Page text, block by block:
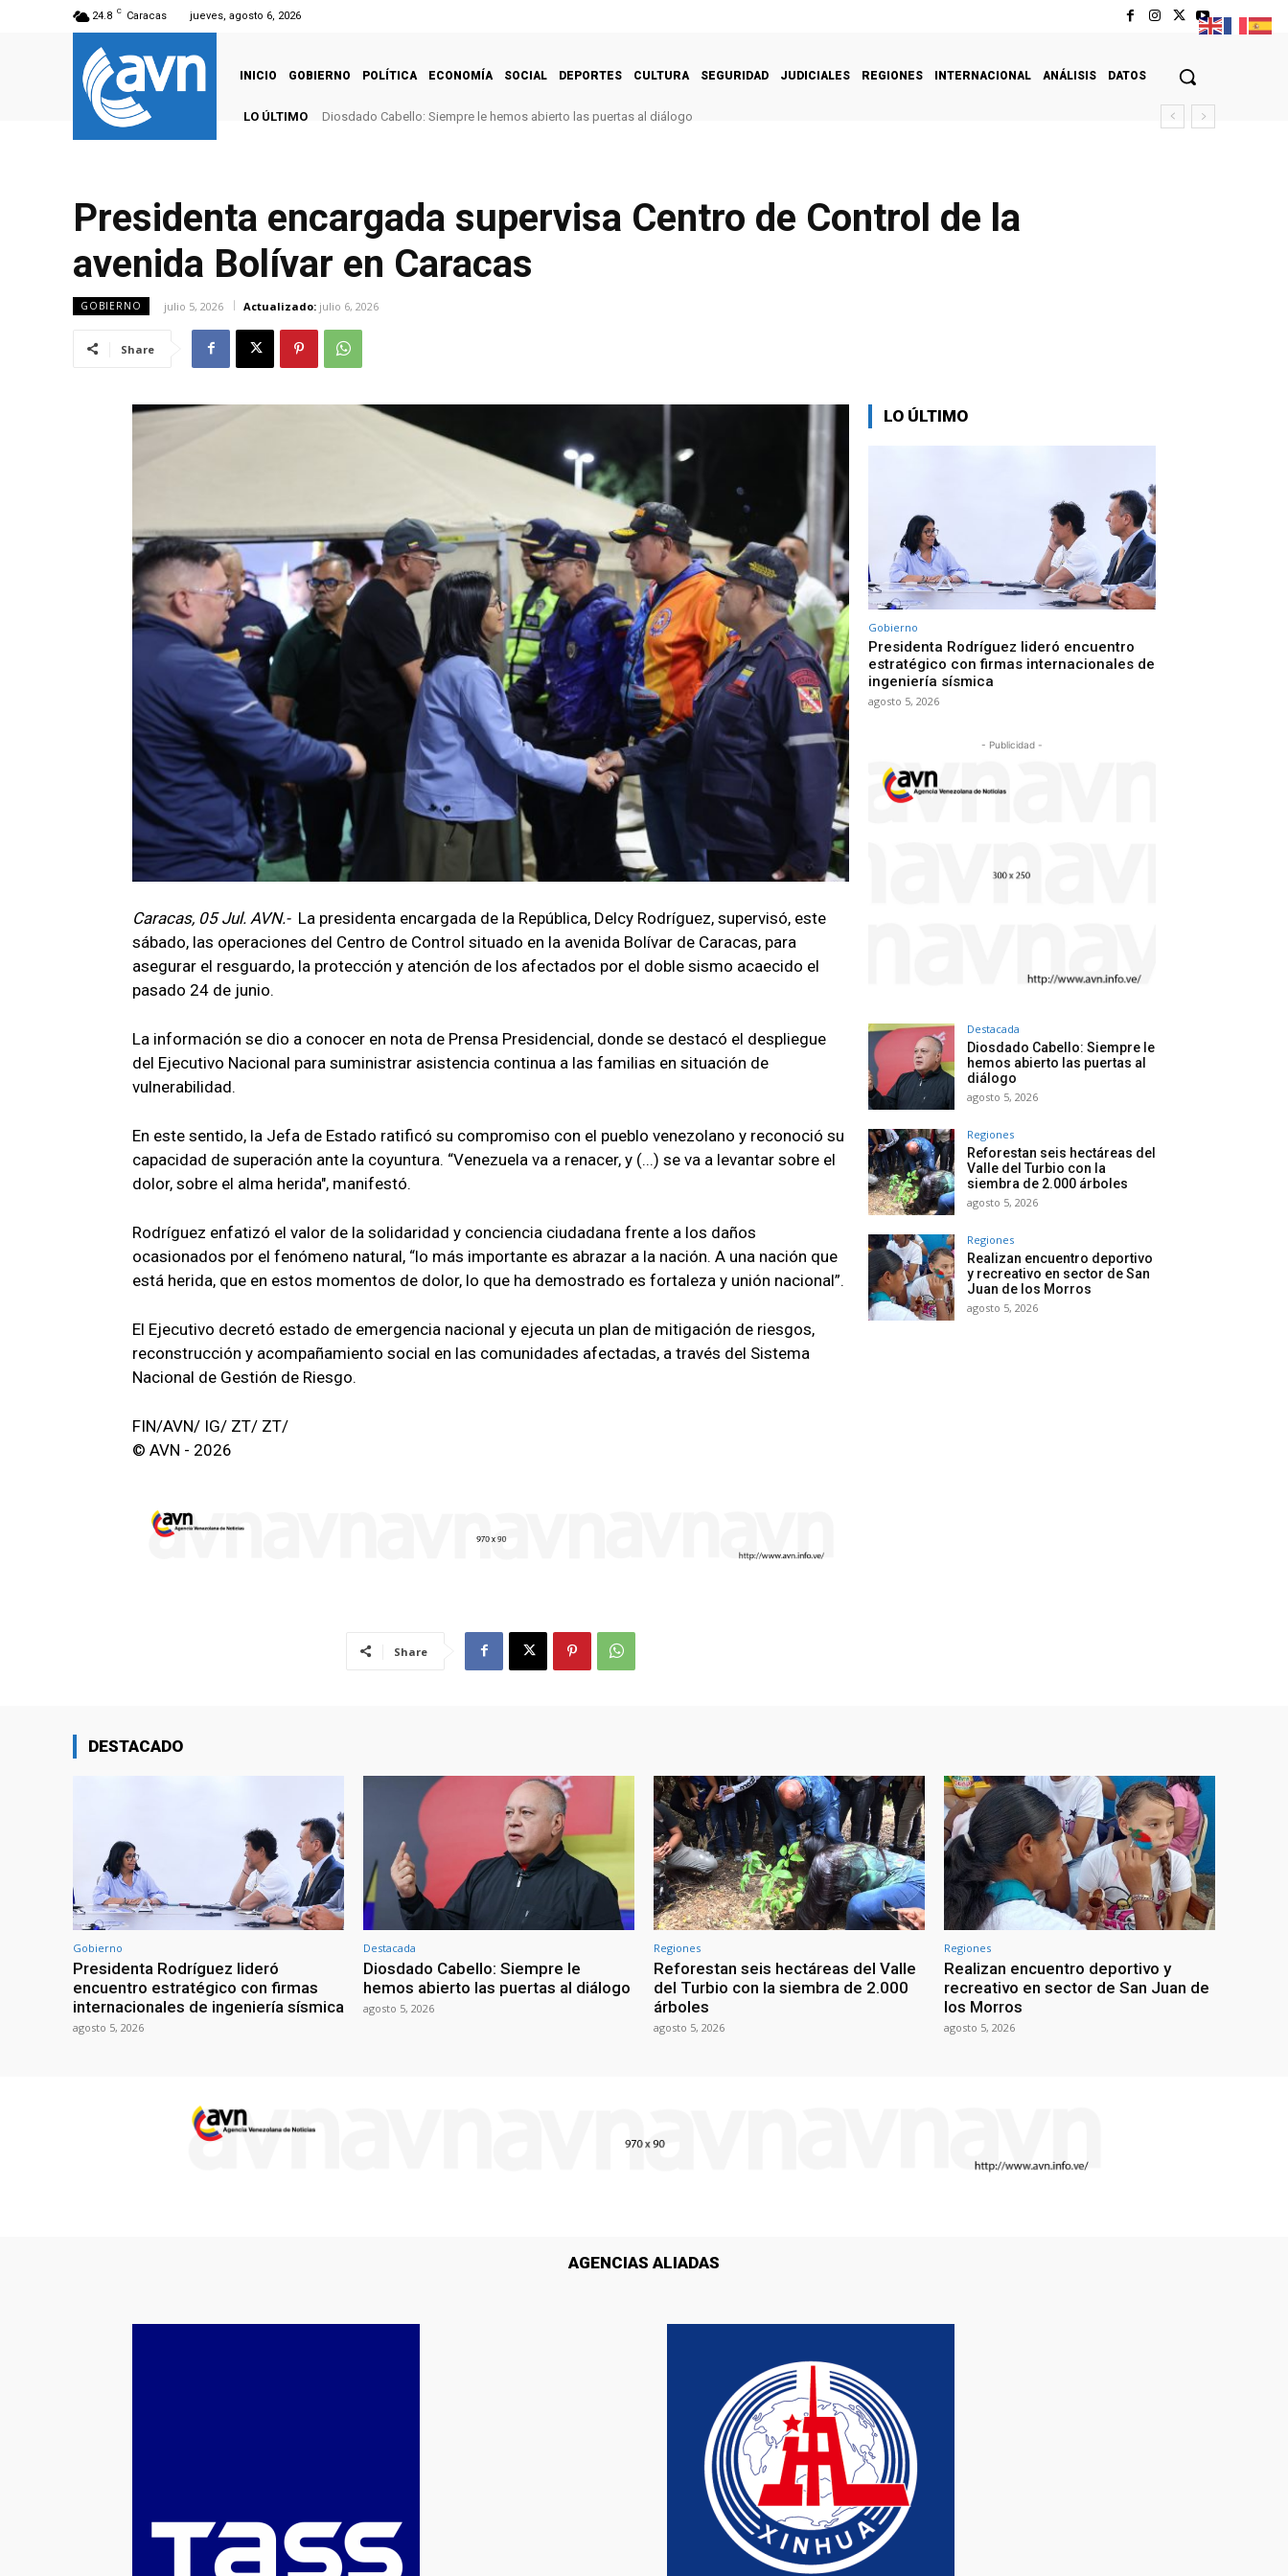
24.8 C Caracas jueves, agosto 6, 2026
INICIO GOBIERNO POLÍTICA ECONOMÍA SOCIAL DEPORTES CULTURA SEGURIDAD JUDICIALES REGIONES INTERNACIONAL ANÁLISIS DATOS
LO ÚLTIMO Diosdado Cabello: Siempre le hemos abierto las puertas al diálogo
Presidenta encargada supervisa Centro de Control de la
avenida Bolívar en Caracas
GOBIERNO julio 5, 2026 Actualizado: julio 6, 2026
Share
Caracas, 05 Jul. AVN.- La presidenta encargada de la República, Delcy Rodríguez, supervisó, este
sábado, las operaciones del Centro de Control situado en la avenida Bolívar de Caracas, para
asegurar el resguardo, la protección y atención de los afectados por el doble sismo acaecido el
pasado 24 de junio.
La información se dio a conocer en nota de Prensa Presidencial, donde se destacó el despliegue
del Ejecutivo Nacional para suministrar asistencia continua a las familias en situación de
vulnerabilidad.
En este sentido, la Jefa de Estado ratificó su compromiso con el pueblo venezolano y reconoció su
capacidad de superación ante la coyuntura. “Venezuela va a renacer, y (...) se va a levantar sobre el
dolor, sobre el alma herida", manifestó.
Rodríguez enfatizó el valor de la solidaridad y conciencia ciudadana frente a los daños
ocasionados por el fenómeno natural, “lo más importante es abrazar a la nación. A una nación que
está herida, que en estos momentos de dolor, lo que ha demostrado es fortaleza y unión nacional”.
El Ejecutivo decretó estado de emergencia nacional y ejecuta un plan de mitigación de riesgos,
reconstrucción y acompañamiento social en las comunidades afectadas, a través del Sistema
Nacional de Gestión de Riesgo.
FIN/AVN/ IG/ ZT/ ZT/
© AVN - 2026
Share
LO ÚLTIMO
Gobierno
Presidenta Rodríguez lideró encuentro
estratégico con firmas internacionales de
ingeniería sísmica
agosto 5, 2026
- Publicidad -
Destacada
Diosdado Cabello: Siempre le
hemos abierto las puertas al
diálogo
agosto 5, 2026
Regiones
Reforestan seis hectáreas del
Valle del Turbio con la
siembra de 2.000 árboles
agosto 5, 2026
Regiones
Realizan encuentro deportivo
y recreativo en sector de San
Juan de los Morros
agosto 5, 2026
DESTACADO
Gobierno
Presidenta Rodríguez lideró
encuentro estratégico con firmas
internacionales de ingeniería sísmica
agosto 5, 2026
Destacada
Diosdado Cabello: Siempre le
hemos abierto las puertas al diálogo
agosto 5, 2026
Regiones
Reforestan seis hectáreas del Valle
del Turbio con la siembra de 2.000
árboles
agosto 5, 2026
Regiones
Realizan encuentro deportivo y
recreativo en sector de San Juan de
los Morros
agosto 5, 2026
AGENCIAS ALIADAS